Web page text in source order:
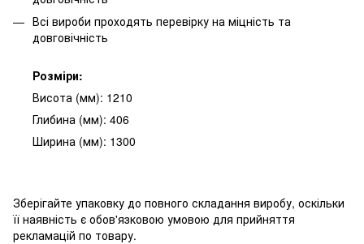
Всі вироби проходять перевірку на міцність та
довговічність
Розміри:
Висота (мм): 1210
Глибина (мм): 406
Ширина (мм): 1300
Зберігайте упаковку до повного складання виробу, оскільки
її наявність є обов'язковою умовою для прийняття
рекламацій по товару.